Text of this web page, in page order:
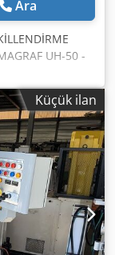
Ara
UH-50 -
saatte 5 birime
Küçük ilan